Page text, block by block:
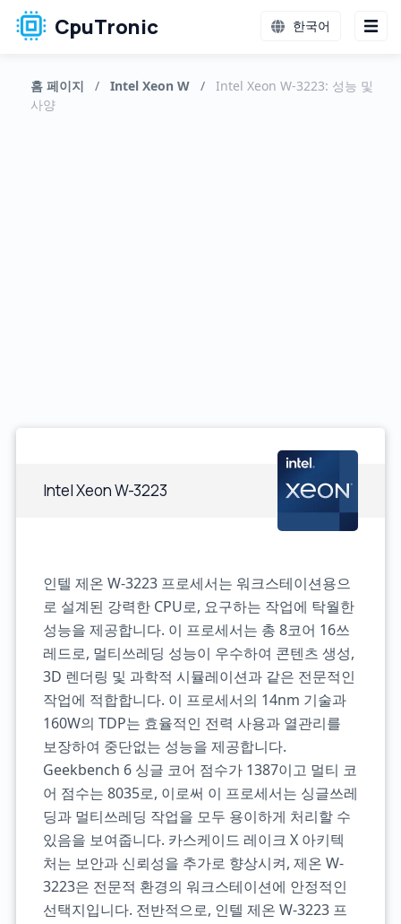
CpuTronic 한국어
홈 페이지 / Intel Xeon W /
Intel Xeon W-3223: 성능 및
사양
Intel Xeon W-3223
인텔 제온 W-3223 프로세서는 워크스테이션용으
로 설계된 강력한 CPU로, 요구하는 작업에 탁월한
성능을 제공합니다. 이 프로세서는 총 8코어 16쓰
레드로, 멀티쓰레딩 성능이 우수하여 콘텐츠 생성,
3D 렌더링 및 과학적 시뮬레이션과 같은 전문적인
작업에 적합합니다. 이 프로세서의 14nm 기술과
160W의 TDP는 효율적인 전력 사용과 열관리를
보장하여 중단없는 성능을 제공합니다.
Geekbench 6 싱글 코어 점수가 1387이고 멀티 코
어 점수는 8035로, 이로써 이 프로세서는 싱글쓰레
딩과 멀티쓰레딩 작업을 모두 용이하게 처리할 수
있음을 보여줍니다. 카스케이드 레이크 X 아키텍
처는 보안과 신뢰성을 추가로 향상시켜, 제온 W-
3223은 전문적 환경의 워크스테이션에 안정적인
선택지입니다. 전반적으로, 인텔 제온 W-3223 프